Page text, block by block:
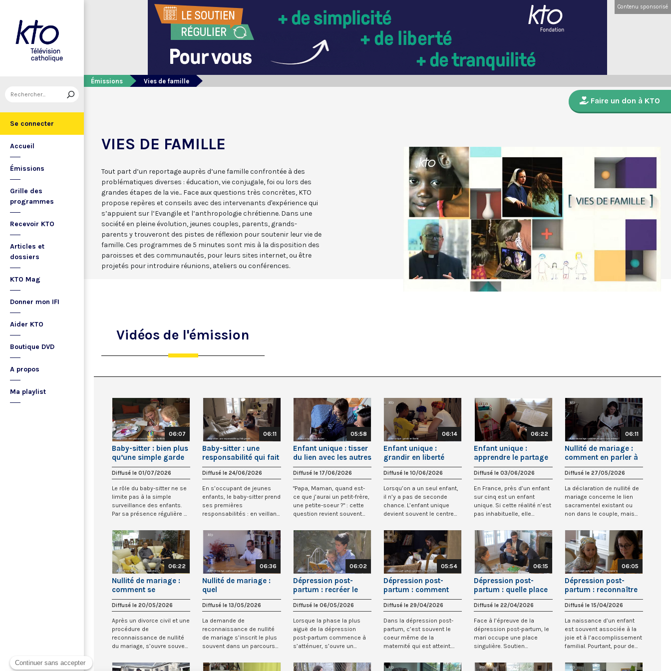
Se connecter
Accueil
Émissions
Grille des
programmes
Recevoir KTO
Articles et
dossiers
KTO Mag
Donner mon IFI
Aider KTO
Boutique DVD
A propos
Ma playlist
Contenu sponsorisé
Émissions Vies de famille
Faire un don à KTO
VIES DE FAMILLE
Tout part d’un reportage auprès d’une famille confrontée à des
problématiques diverses : éducation, vie conjugale, foi ou lors des
grandes étapes de la vie... Face aux questions très concrètes, KTO
propose repères et conseils avec des intervenants d'expérience qui
s’appuient sur l’Evangile et l’anthropologie chrétienne. Dans une
société en pleine évolution, jeunes couples, parents, grands-
parents y trouveront des pistes de réflexion pour soutenir leur vie de
famille. Ces programmes de 5 minutes sont mis à la disposition des
paroisses et des communautés, pour leurs sites internet, ou être
projetés pour introduire réunions, ateliers ou conférences.
Vidéos de l'émission
06:07
Baby-sitter : bien plus
qu’une simple garde
d’enfants (2/2)
Diffusé le 01/07/2026
Le rôle du baby-sitter ne se
limite pas à la simple
surveillance des enfants.
Par sa présence régulière et
06:11
Baby-sitter : une
responsabilité qui fait
grandir (1/2)
Diffusé le 24/06/2026
En s’occupant de jeunes
enfants, le baby-sitter prend
ses premières
responsabilités : en veillant
05:58
Enfant unique : tisser
du lien avec les autres
(3/3)
Diffusé le 17/06/2026
"Papa, Maman, quand est-
ce que j’aurai un petit-frère,
une petite-soeur ?" : cette
question revient souvent
06:14
Enfant unique :
grandir en liberté
(2/3)
Diffusé le 10/06/2026
Lorsqu’on a un seul enfant,
il n’y a pas de seconde
chance. L’enfant unique
devient souvent le centre
06:22
Enfant unique :
apprendre le partage
(1/3)
Diffusé le 03/06/2026
En France, près d’un enfant
sur cinq est un enfant
unique. Si cette réalité n’est
pas inhabituelle, elle
06:11
Nullité de mariage :
comment en parler à
ses enfants ? (3/3)
Diffusé le 27/05/2026
La déclaration de nullité de
mariage concerne le lien
sacramentel existant ou
non dans le couple, mais
06:22
Nullité de mariage :
comment se
reconstruire ? (2/3)
Diffusé le 20/05/2026
Après un divorce civil et une
procédure de
reconnaissance de nullité
du mariage, s’ouvre souvent
06:36
Nullité de mariage :
quel
accompagnement ?
(1/3)
Diffusé le 13/05/2026
La demande de
reconnaissance de nullité
de mariage s’inscrit le plus
souvent dans un parcours
06:02
Dépression post-
partum : recréer le
lien (4/4)
Diffusé le 06/05/2026
Lorsque la phase la plus
aiguë de la dépression
post-partum commence à
s’atténuer, s’ouvre un
05:54
Dépression post-
partum : comment
vivre sa maternité ?
(3/4)
Diffusé le 29/04/2026
Dans la dépression post-
partum, c’est souvent le
coeur même de la
maternité qui est atteint.
06:15
Dépression post-
partum : quelle place
pour le mari ? (2/4)
Diffusé le 22/04/2026
Face à l’épreuve de la
dépression post-partum, le
mari occupe une place
singulière. Soutien
06:05
Dépression post-
partum : reconnaître
et accepter la maladie
(1/4)
Diffusé le 15/04/2026
La naissance d’un enfant
est souvent associée à la
joie et à l’accomplissement
familial. Pourtant, pour de